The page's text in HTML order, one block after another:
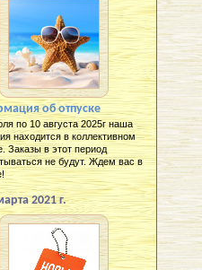
об отпуске
по 10 августа 2025г наша
находится в коллективном
Заказы в этот период
не будут. Ждем вас в
2021 г.